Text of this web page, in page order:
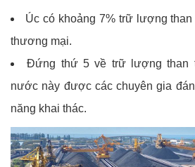
Úc có khoảng 7% trữ lượng than
thương mại.
Đứng thứ 5 về trữ lượng than
nước này được các chuyên gia
năng khai thác.